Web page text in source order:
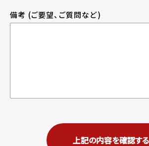
備考 (ご要望、ご質問など)